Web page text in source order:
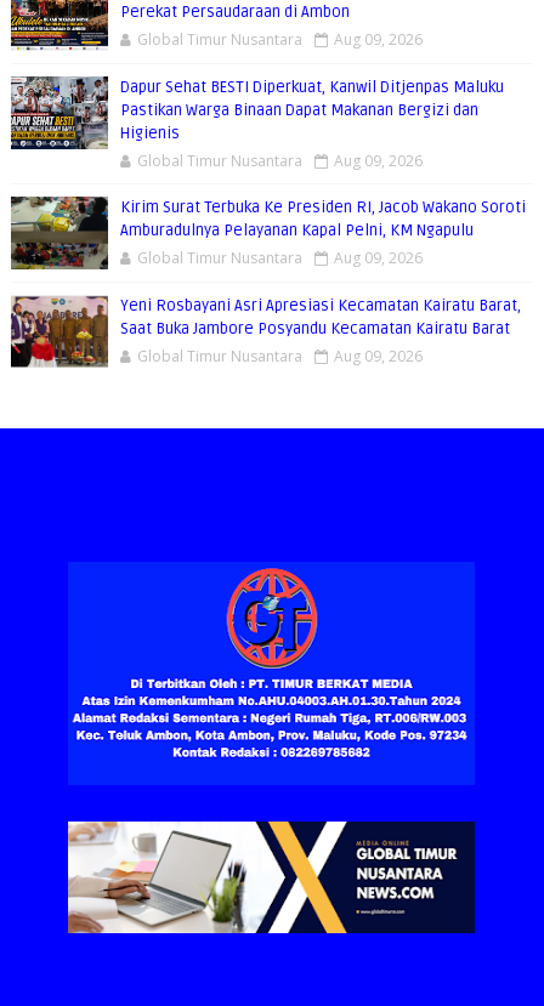
Perekat Persaudaraan di Ambon
Global Timur Nusantara Aug 09, 2026
Dapur Sehat BESTI Diperkuat, Kanwil Ditjenpas Maluku
Pastikan Warga Binaan Dapat Makanan Bergizi dan
Higienis
Global Timur Nusantara Aug 09, 2026
Kirim Surat Terbuka Ke Presiden RI, Jacob Wakano Soroti
Amburadulnya Pelayanan Kapal Pelni, KM Ngapulu
Global Timur Nusantara Aug 09, 2026
Yeni Rosbayani Asri Apresiasi Kecamatan Kairatu Barat,
Saat Buka Jambore Posyandu Kecamatan Kairatu Barat
Global Timur Nusantara Aug 09, 2026